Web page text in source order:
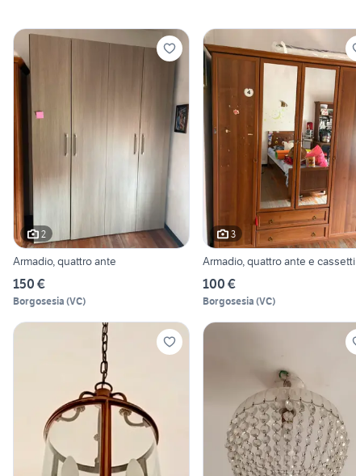
2
Armadio, quattro ante
150 €
Borgosesia (VC)
3
Armadio, quattro ante e cassetti
100 €
Borgosesia (VC)